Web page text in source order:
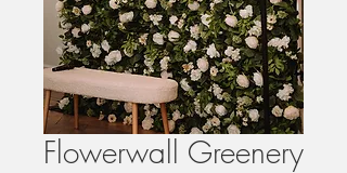
Flowerwall Greenery